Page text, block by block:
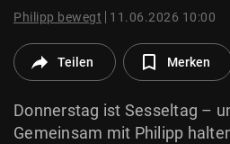
© Krone Multimedia GmbH & Co KG
Philipp bewegt 11.06.2026 10:00
Teilen Merken
Donnerstag ist Sesseltag –
Gemeinsam mit Philipp